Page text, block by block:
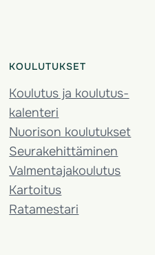
KOULUTUKSET
Koulutus ja koulutus­
kalenteri
Nuorison koulutukset
Seura­kehittäminen
Valmentaja­koulutus
Kartoitus
Ratamestari